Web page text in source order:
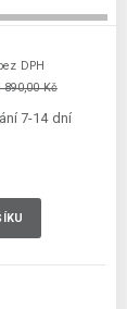
bez DPH
890,00 Kč
7-14 dní